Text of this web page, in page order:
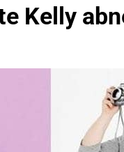
Kelly